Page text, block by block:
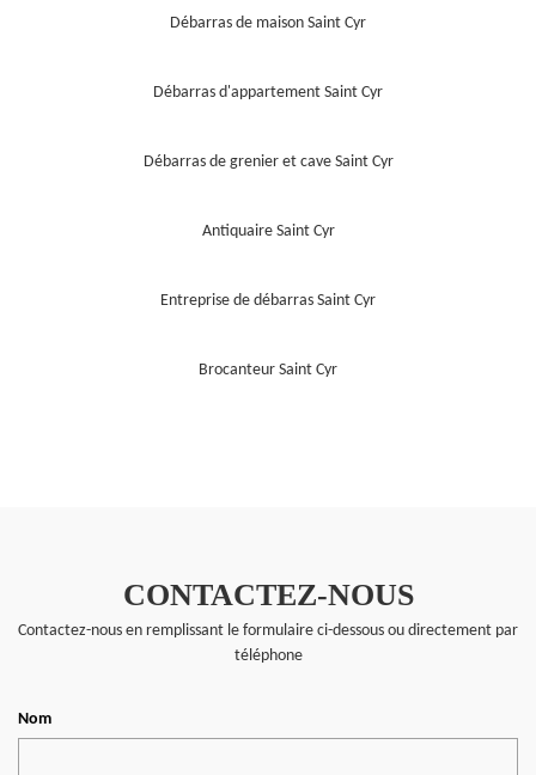
Débarras de maison Saint Cyr
Débarras d'appartement Saint Cyr
Débarras de grenier et cave Saint Cyr
Antiquaire Saint Cyr
Entreprise de débarras Saint Cyr
Brocanteur Saint Cyr
CONTACTEZ-NOUS
Contactez-nous en remplissant le formulaire ci-dessous ou directement par
téléphone
Nom